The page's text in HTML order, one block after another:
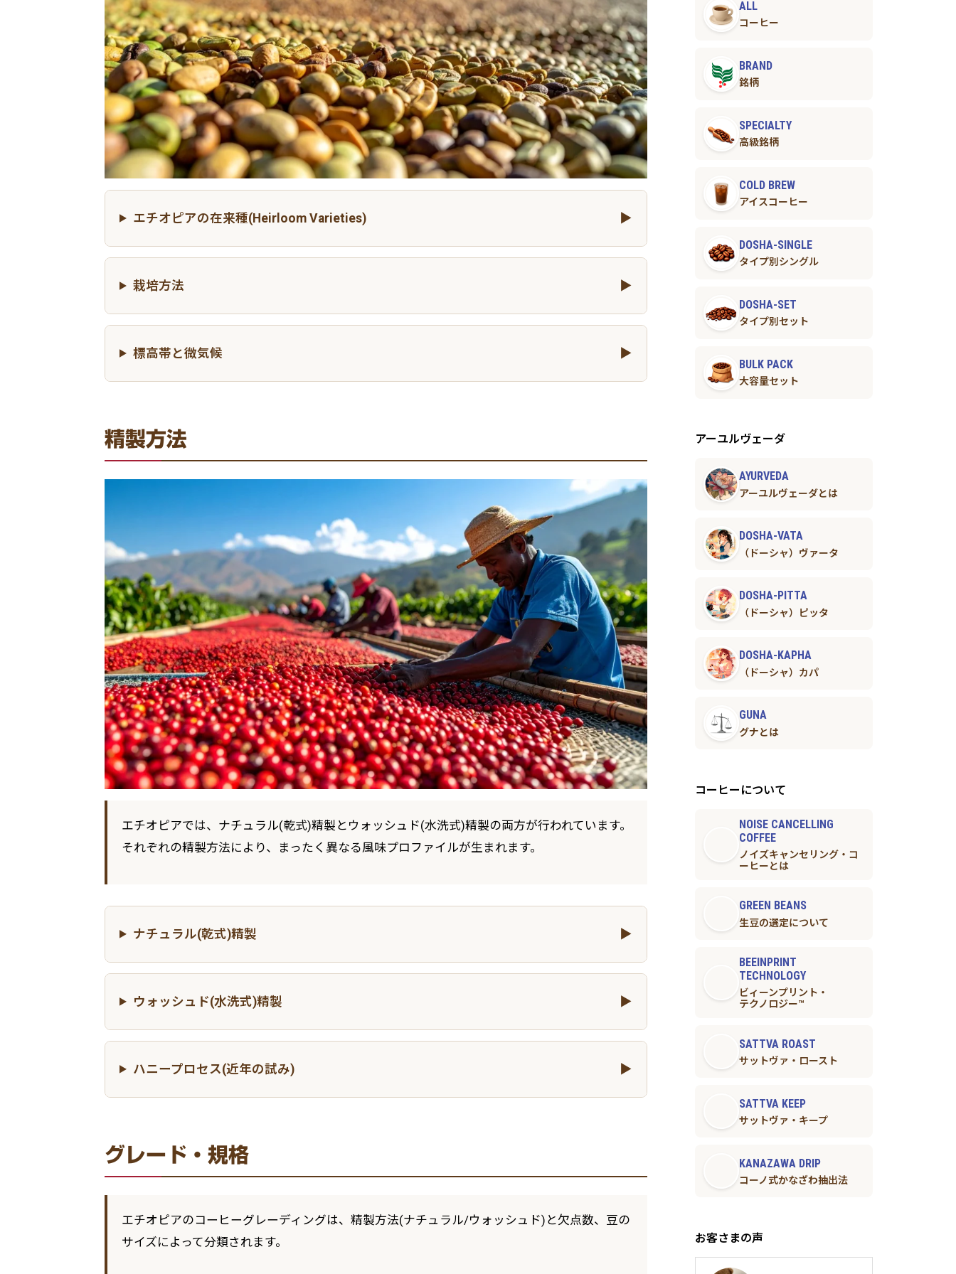
エチオピアの在来種(Heirloom Varieties)
栽培方法
標高帯と微気候
精製方法
エチオピアでは、ナチュラル(乾式)精製とウォッシュド(水洗式)精製の両方が行われています。
それぞれの精製方法により、まったく異なる風味プロファイルが生まれます。
ナチュラル(乾式)精製
ウォッシュド(水洗式)精製
ハニープロセス(近年の試み)
グレード・規格
エチオピアのコーヒーグレーディングは、精製方法(ナチュラル/ウォッシュド)と欠点数、豆の
サイズによって分類されます。
ALL
コーヒー
BRAND
銘柄
SPECIALTY
高級銘柄
COLD BREW
アイスコーヒー
DOSHA-SINGLE
タイプ別シングル
DOSHA-SET
タイプ別セット
BULK PACK
大容量セット
アーユルヴェーダ
AYURVEDA
アーユルヴェーダとは
DOSHA-VATA
（ドーシャ）ヴァータ
DOSHA-PITTA
（ドーシャ）ピッタ
DOSHA-KAPHA
（ドーシャ）カパ
GUNA
グナとは
コーヒーについて
NOISE CANCELLING
COFFEE
ノイズキャンセリング・コ
ーヒーとは
GREEN BEANS
生豆の選定について
BEEINPRINT
TECHNOLOGY
ビィーンプリント・
テクノロジー™︎
SATTVA ROAST
サットヴァ・ロースト
SATTVA KEEP
サットヴァ・キープ
KANAZAWA DRIP
コーノ式かなざわ抽出法
お客さまの声